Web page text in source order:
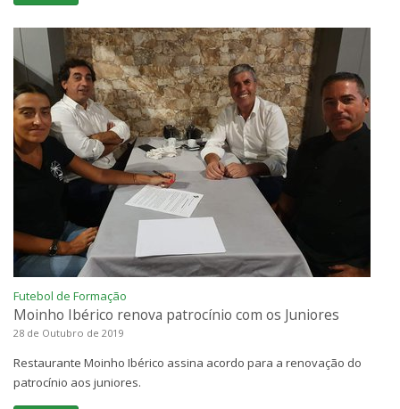
Futebol de Formação
Moinho Ibérico renova patrocínio com os Juniores
28 de Outubro de 2019
Restaurante Moinho Ibérico assina acordo para a renovação do
patrocínio aos juniores.